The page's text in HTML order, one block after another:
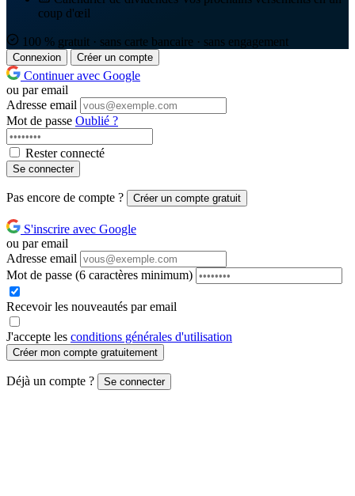
coup d'œil
100 % gratuit · sans carte bancaire · sans engagement
Connexion Créer un compte
Continuer avec Google
ou par email
Adresse email
Mot de passe Oublié ?
Rester connecté
Se connecter
Pas encore de compte ? Créer un compte gratuit
S'inscrire avec Google
ou par email
Adresse email
Mot de passe (6 caractères minimum)
Recevoir les nouveautés par email
J'accepte les conditions générales d'utilisation
Créer mon compte gratuitement
Déjà un compte ? Se connecter